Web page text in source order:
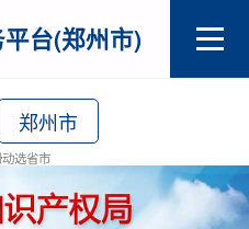
台(郑州市)
郑州市
选省市